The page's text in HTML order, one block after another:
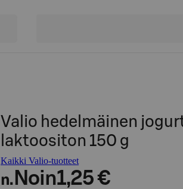
Valio hedelmäinen
laktoositon 150 g
Kaikki Valio-tuotteet
n. Noin1,25 €